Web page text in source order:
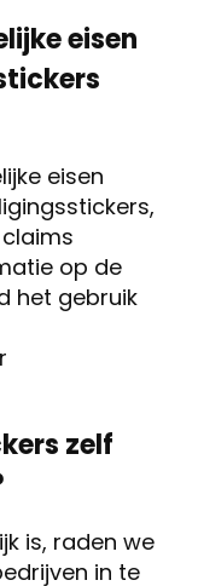
eisen
eisen
op de
het gebruik
zelf
is, raden we
in te